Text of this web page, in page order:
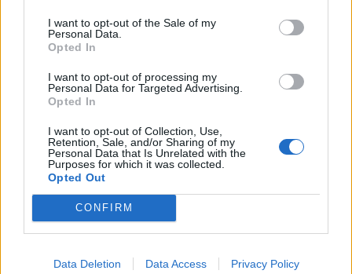
I want to opt-out of the Sale of my
Personal Data.
Opted In
I want to opt-out of processing my
Personal Data for Targeted Advertising.
Opted In
I want to opt-out of Collection, Use,
Retention, Sale, and/or Sharing of my
Personal Data that Is Unrelated with the
Purposes for which it was collected.
Opted Out
CONFIRM
Data Deletion Data Access Privacy Policy
Redazione Fantacalcio.it